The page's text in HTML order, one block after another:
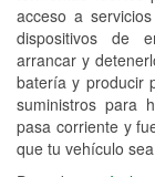
acceso a
dispositivos de
arrancar y
batería y producir
suministros para
pasa corriente y
que tu vehículo
Español